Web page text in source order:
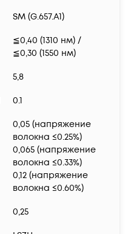
SM (G.657.A1)
≦0,40 (1310 нм) /
≦0,30 (1550 нм)
5,8
0.1
0,05 (напряжение
волокна ≤0.25%)
0,065 (напряжение
волокна ≤0.33%)
0,12 (напряжение
волокна ≤0.60%)
0,25